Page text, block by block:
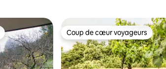
Coup de cœur voyageurs
Coup de cœur voyageurs